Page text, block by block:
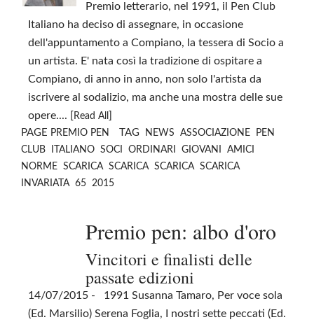
Premio letterario, nel 1991, il Pen Club
Italiano ha deciso di assegnare, in occasione
dell'appuntamento a Compiano, la tessera di Socio a
un artista. E' nata così la tradizione di ospitare a
Compiano, di anno in anno, non solo l'artista da
iscrivere al sodalizio, ma anche una mostra delle sue
opere.... [ Read All ]
PAGE PREMIO PEN TAG NEWS ASSOCIAZIONE
PEN
CLUB
ITALIANO SOCI ORDINARI GIOVANI
AMICI
NORME SCARICA SCARICA SCARICA SCARICA
INVARIATA 65 2015
Premio pen: albo d'oro
Vincitori e finalisti delle
passate edizioni
14/07/2015 - 1991 Susanna Tamaro, Per voce sola
(Ed. Marsilio) Serena Foglia, I nostri sette peccati (Ed.